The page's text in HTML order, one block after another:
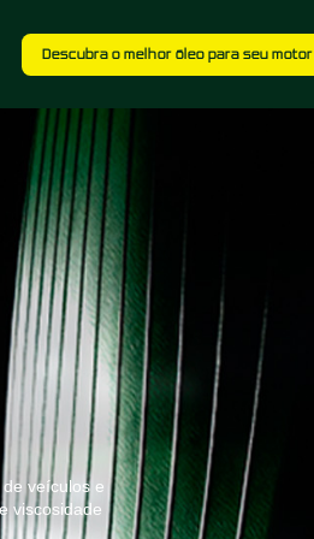
Descubra o melhor óleo para seu motor
veículos e
viscosidade